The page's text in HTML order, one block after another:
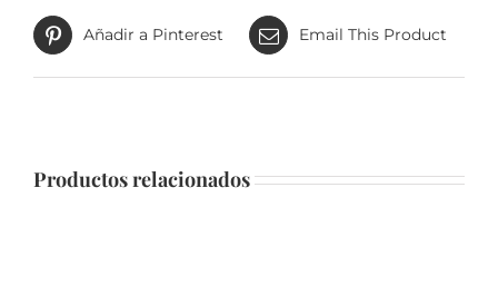
Añadir a Pinterest Email This Product
Productos relacionados